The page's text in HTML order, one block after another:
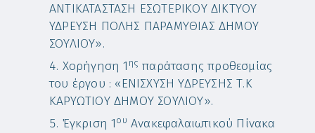
ΑΝΤΙΚΑΤΑΣΤΑΣΗ ΕΣΩΤΕΡΙΚΟΥ ΔΙΚΤΥΟΥ
ΥΔΡΕΥΣΗ ΠΟΛΗΣ ΠΑΡΑΜΥΘΙΑΣ ΔΗΜΟΥ
ΣΟΥΛΙΟΥ».
Χορήγηση 1 ης παράτασης προθεσμίας
του έργου : «ΕΝΙΣΧΥΣΗ ΥΔΡΕΥΣΗΣ Τ.Κ
ΚΑΡΥΩΤΙΟΥ ΔΗΜΟΥ ΣΟΥΛΙΟΥ».
Έγκριση 1 ου Ανακεφαλαιωτικού Πίνακα